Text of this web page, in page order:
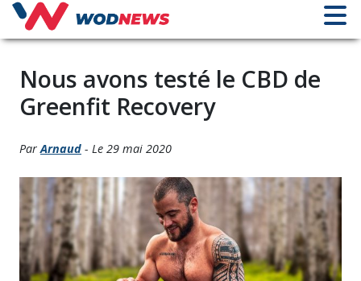
Nous avons testé le CBD de
Greenfit Recovery
ParArnaud - Le 29 mai 2020